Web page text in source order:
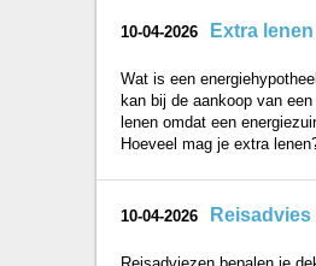
10-04-2026 Extra
Wat is een
kan bij de aankoop van
lenen omdat een
Hoeveel mag je extra
10-04-2026